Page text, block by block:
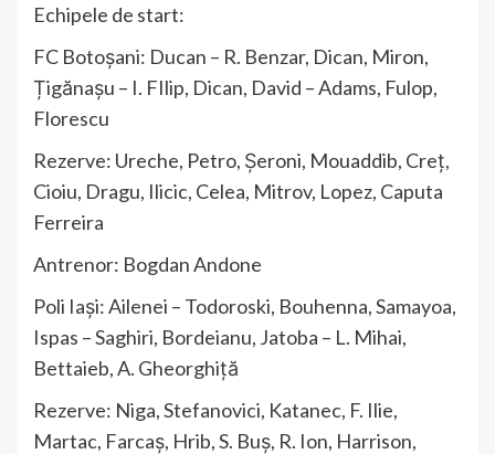
Echipele de start:
FC Botoșani: Ducan – R. Benzar, Dican, Miron,
Țigănașu – I. FIlip, Dican, David – Adams, Fulop,
Florescu
Rezerve: Ureche, Petro, Șeroni, Mouaddib, Creț,
Cioiu, Dragu, Ilicic, Celea, Mitrov, Lopez, Caputa
Ferreira
Antrenor: Bogdan Andone
Poli Iași: Ailenei – Todoroski, Bouhenna, Samayoa,
Ispas – Saghiri, Bordeianu, Jatoba – L. Mihai,
Bettaieb, A. Gheorghiță
Rezerve: Niga, Stefanovici, Katanec, F. Ilie,
Martac, Farcaș, Hrib, S. Buș, R. Ion, Harrison,